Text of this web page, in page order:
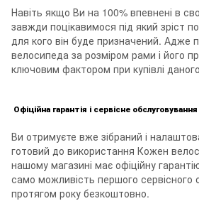
Навіть якщо Ви на 100% впевнені в
завжди поцікавимося під який зріст
для кого він буде призначений. Адже
велосипеда за розміром рами і його
ключовим фактором при купівлі
Офіційна гарантія і сервісне обслуговування
Ви отримуєте вже зібраний і
готовий до використання Кожен
нашому магазині має офіційну
само можливість першого сервісного
протягом року безкоштовно.